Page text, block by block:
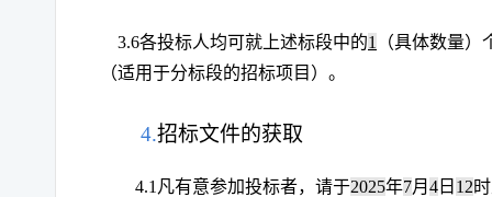
3.6各投标人均可就上述标段中的1
（具体数量
（适用于分标段的招标项目）。
4.招标文件的获取
4.1 凡有意参加投标者，请于2025年7月 4 日 12